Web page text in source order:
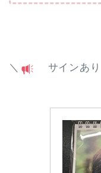
＼ サインあり